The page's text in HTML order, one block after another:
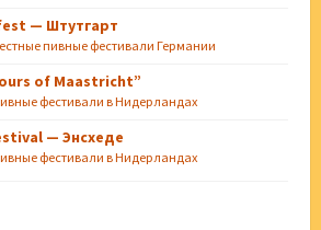
— Штутгарт
пивные фестивали Германии
of Maastricht”
фестивали в Нидерландах
— Энсхеде
фестивали в Нидерландах